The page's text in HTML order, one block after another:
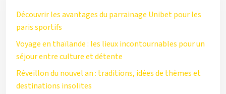
Découvrir les avantages du parrainage Unibet pour les
paris sportifs
Voyage en thaïlande : les lieux incontournables pour un
séjour entre culture et détente
Réveillon du nouvel an : traditions, idées de thèmes et
destinations insolites